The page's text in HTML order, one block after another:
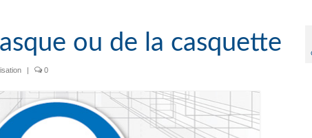
ou de la casquette
| 0